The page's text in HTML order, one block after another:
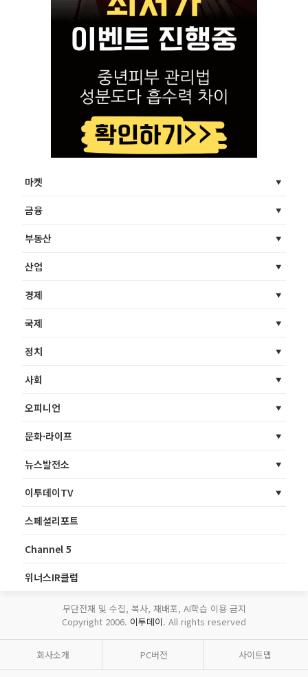
마켓
금융
부동산
산업
경제
국제
정치
사회
오피니언
문화·라이프
뉴스발전소
이투데이TV
스페셜리포트
Channel 5
위너스IR클럽
무단전재 및 수집, 복사, 재배포, AI학습 이용 금지
Copyright 2006. 이투데이. All rights reserved
회사소개 PC버전 사이트맵